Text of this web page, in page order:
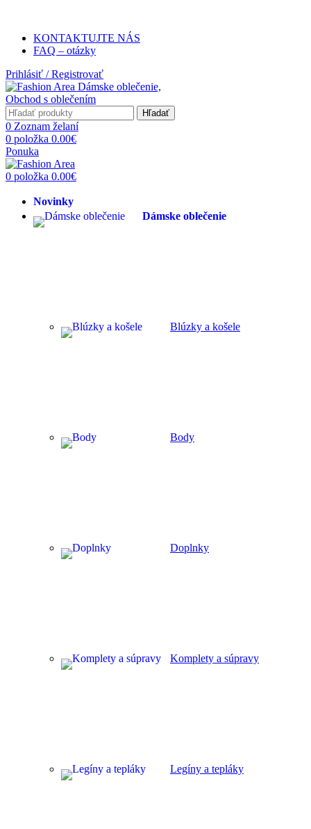
KONTAKTUJTE NÁS
FAQ – otázky
Prihlásiť / Registrovať
Hľadať
0 Zoznam želaní
0 položka 0.00€
Ponuka
0 položka 0.00€
Novinky
Dámske oblečenie
Blúzky a košele
Body
Doplnky
Komplety a súpravy
Legíny a tepláky